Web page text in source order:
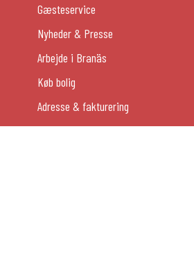
Gæsteservice
Nyheder & Presse
Arbejde i Branäs
Køb bolig
Adresse & fakturering